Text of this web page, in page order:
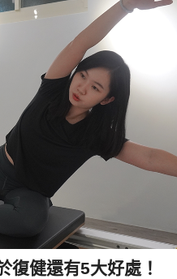
復健還有5大好處！